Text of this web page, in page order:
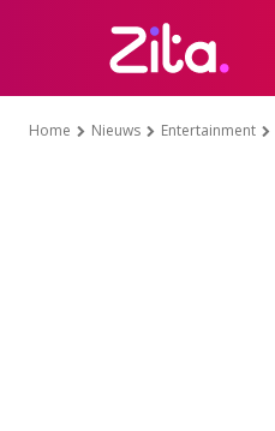
Home Nieuws Entertainment